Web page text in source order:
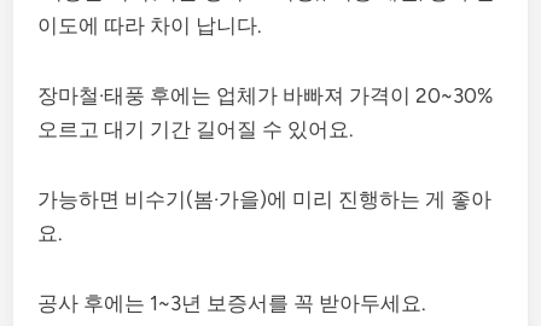
이도에 따라 차이 납니다.
장마철·태풍 후에는 업체가 바빠져 가격이 20~30%
오르고 대기 기간 길어질 수 있어요.
가능하면 비수기(봄·가을)에 미리 진행하는 게 좋아
요.
공사 후에는 1~3년 보증서를 꼭 받아두세요.